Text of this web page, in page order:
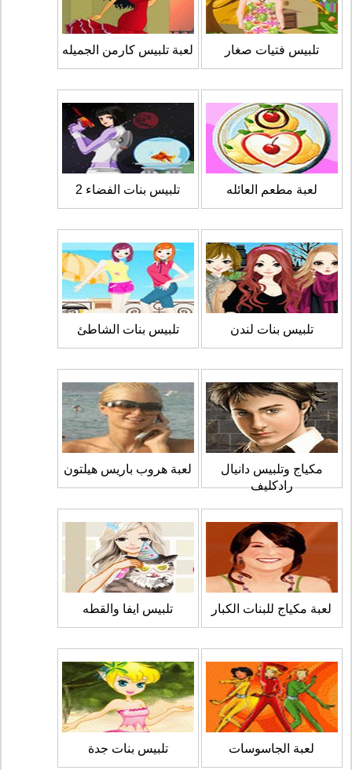
تلبيس فتيات صغار لعبة تلبيس كارمن الجميله
لعبة مطعم العائله تلبيس بنات الفضاء 2
تلبيس بنات لندن تلبيس بنات الشاطئ
مكياج وتلبيس دانيال
رادكليف
لعبة هروب باريس هيلتون
لعبة مكياج للبنات الكبار تلبيس ايفا والقطه
لعبة الجاسوسات تلبيس بنات جدة